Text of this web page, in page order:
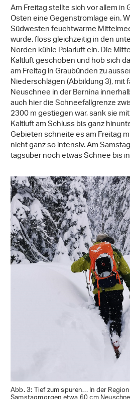
Am Freitag stellte sich vor allem in
Osten eine Gegenstromlage ein.
Südwesten feuchtwarme
wurde, floss gleichzeitig in den
Norden kühle Polarluft ein. Die
Kaltluft geschoben und hob sich
am Freitag in Graubünden zu
Niederschlägen (Abbildung 3), mit
Neuschnee in der Bernina
auch hier die Schneefallgrenze
2300 m gestiegen war, sank sie
Kaltluft am Schluss bis ganz
Gebieten schneite es am Freitag
nicht ganz so intensiv. Am
tagsüber noch etwas Schnee bis
Abb. 3: Tief zum spuren… In der